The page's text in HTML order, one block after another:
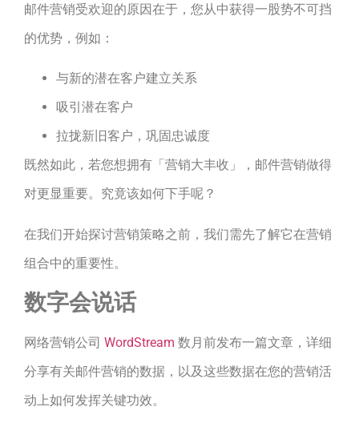
邮件营销受欢迎的原因在于，您从中获得一股势不可挡
的优势，例如：
与新的潜在客户建立关系
吸引潜在客户
拉拢新旧客户，巩固忠诚度
既然如此，若您想拥有「营销大丰收」，邮件营销做得
对更显重要。究竟该如何下手呢？
在我们开始探讨营销策略之前，我们需先了解它在营销
组合中的重要性。
数字会说话
网络营销公司 WordStream 数月前发布一篇文章，详细
分享有关邮件营销的数据，以及这些数据在您的营销活
动上如何发挥关键功效。